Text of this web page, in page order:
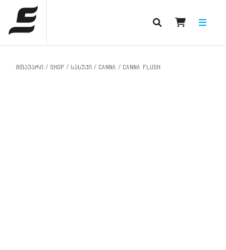
PRODUCT CATEGORIES
მთავარი / Shop / სასუქი / CANNA / CANNA FLUSH